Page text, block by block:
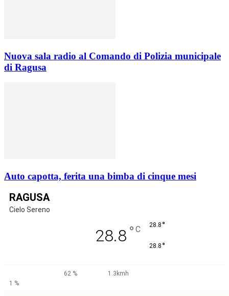
Nuova sala radio al Comando di Polizia municipale
di Ragusa
Auto capotta, ferita una bimba di cinque mesi
RAGUSA
Cielo Sereno
28.8 ° C 28.8 °
28.8 °
62 %
1.3kmh
1 %